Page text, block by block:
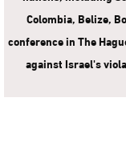
Colombia, Belize,
conference in The
against Israel's